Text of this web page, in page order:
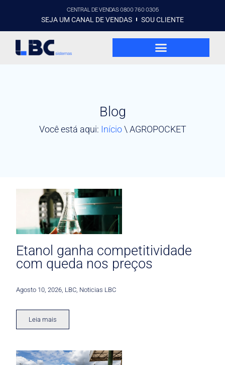
CENTRAL DE VENDAS 0800 760 0305
SEJA UM CANAL DE VENDAS SOU CLIENTE
Blog
Você está aqui: Início\ AGROPOCKET
Etanol ganha competitividade
com queda nos preços
Agosto 10, 2026 LBC Noticias LBC
Leia mais